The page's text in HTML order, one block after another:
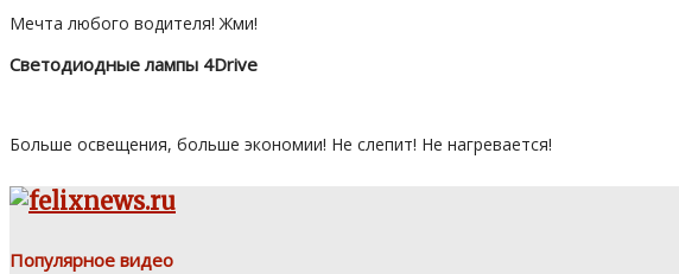
Мечта любого водителя! Жми!
Светодиодные лампы 4Drive
Больше освещения, больше экономии! Не слепит! Не нагревается!
Популярное видео